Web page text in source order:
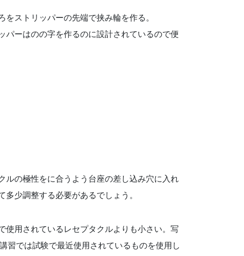
ストリッパーの先端で挟み輪を作る。
パーはのの字を作るのに設計されているので便
ルの極性をに合うよう台座の差し込み穴に入れ
少調整する必要があるでしょう。
使用されているレセプタクルよりも小さい。写
習では試験で最近使用されているものを使用し